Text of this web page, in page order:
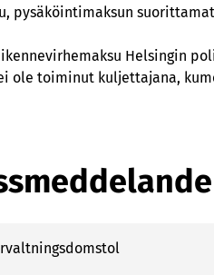
pysäköintimaksun
Helsingin
ole toiminut kuljettajana,